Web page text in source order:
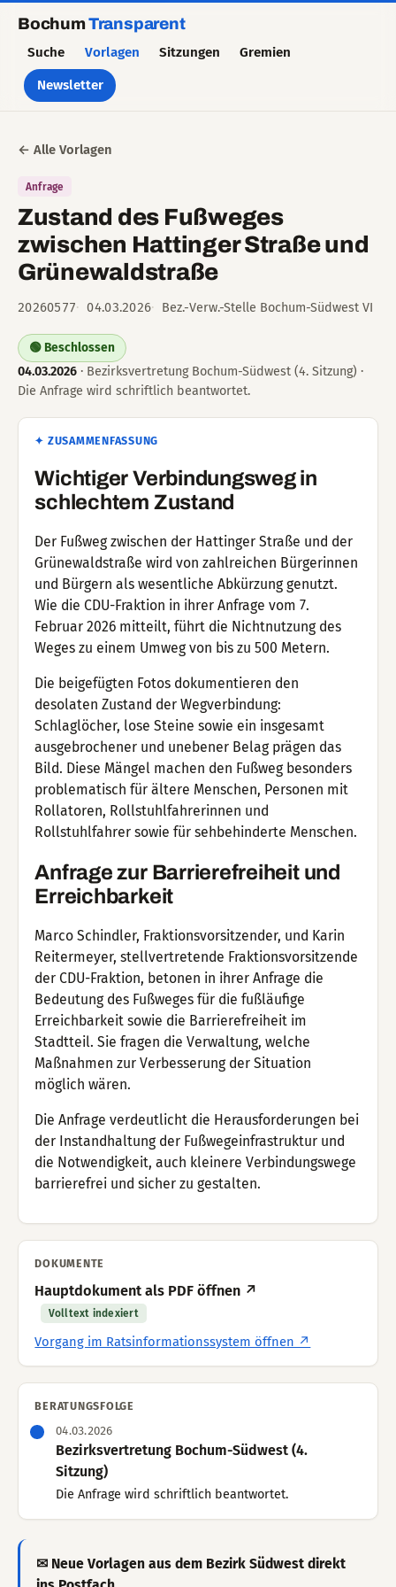
BochumTransparent
Suche Vorlagen Sitzungen Gremien
Newsletter
← Alle Vorlagen
Anfrage
Zustand des Fußweges
zwischen Hattinger Straße und
Grünewaldstraße
20260577 04.03.2026 Bez.-Verw.-Stelle Bochum-Südwest VI
🟢 Beschlossen
04.03.2026 · Bezirksvertretung Bochum-Südwest (4. Sitzung) ·
Die Anfrage wird schriftlich beantwortet.
✦ ZUSAMMENFASSUNG
Wichtiger Verbindungsweg in
schlechtem Zustand
Der Fußweg zwischen der Hattinger Straße und der
Grünewaldstraße wird von zahlreichen Bürgerinnen
und Bürgern als wesentliche Abkürzung genutzt.
Wie die CDU-Fraktion in ihrer Anfrage vom 7.
Februar 2026 mitteilt, führt die Nichtnutzung des
Weges zu einem Umweg von bis zu 500 Metern.
Die beigefügten Fotos dokumentieren den
desolaten Zustand der Wegverbindung:
Schlaglöcher, lose Steine sowie ein insgesamt
ausgebrochener und unebener Belag prägen das
Bild. Diese Mängel machen den Fußweg besonders
problematisch für ältere Menschen, Personen mit
Rollatoren, Rollstuhlfahrerinnen und
Rollstuhlfahrer sowie für sehbehinderte Menschen.
Anfrage zur Barrierefreiheit und
Erreichbarkeit
Marco Schindler, Fraktionsvorsitzender, und Karin
Reitermeyer, stellvertretende Fraktionsvorsitzende
der CDU-Fraktion, betonen in ihrer Anfrage die
Bedeutung des Fußweges für die fußläufige
Erreichbarkeit sowie die Barrierefreiheit im
Stadtteil. Sie fragen die Verwaltung, welche
Maßnahmen zur Verbesserung der Situation
möglich wären.
Die Anfrage verdeutlicht die Herausforderungen bei
der Instandhaltung der Fußwegeinfrastruktur und
die Notwendigkeit, auch kleinere Verbindungswege
barrierefrei und sicher zu gestalten.
DOKUMENTE
Hauptdokument als PDF öffnen ↗
Volltext indexiert
Vorgang im Ratsinformationssystem öffnen ↗
BERATUNGSFOLGE
04.03.2026
Bezirksvertretung Bochum-Südwest (4.
Sitzung)
Die Anfrage wird schriftlich beantwortet.
✉ Neue Vorlagen aus dem Bezirk Südwest direkt